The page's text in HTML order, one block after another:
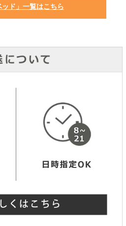
ッド」一覧はこちら